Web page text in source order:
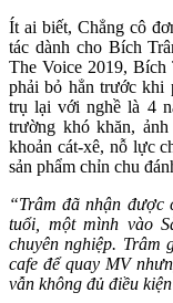
Ít ai biết, Chẳng cô
tác dành cho Bích
The Voice 2019,
phải bỏ hẳn trước khi
trụ lại với nghề là 4
trường khó khăn,
khoản cát-xê, nỗ lực
sản phẩm chỉn chu
“Trâm đã nhận được
tuổi, một mình vào
chuyên nghiệp. Trâm
cafe để quay MV
vẫn không đủ điều